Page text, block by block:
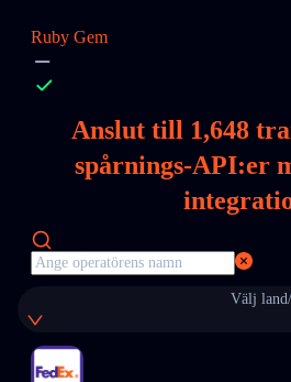
Ruby Gem
Anslut till 1,648
spårnings-API:er
Välj